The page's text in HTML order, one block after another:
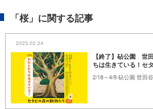
「桜」に関する記事
2023.02.24
【終了】砧公園
ちは生きている！セ
2/18～4/9 砧公園 世田